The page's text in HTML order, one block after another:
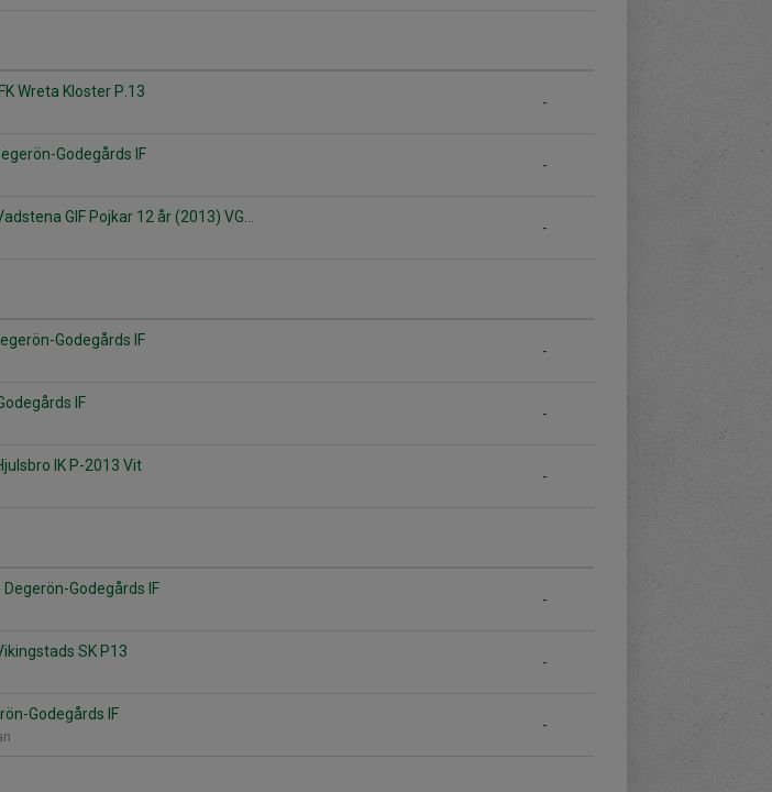
-
Wreta Kloster P.13
-
Godegårds IF
-
GIF Pojkar 12 år (2013) VG...
-
Godegårds IF
-
IF
-
IK P-2013 Vit
-
Degerön-Godegårds IF
-
SK P13
-
Godegårds IF